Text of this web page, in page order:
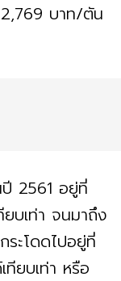
บาท/ตัน
ปี 2561 อยู่ที่
บเท่า จนมาถึง
ะโดดไปอยู่ที่
ยบเท่า หรือ